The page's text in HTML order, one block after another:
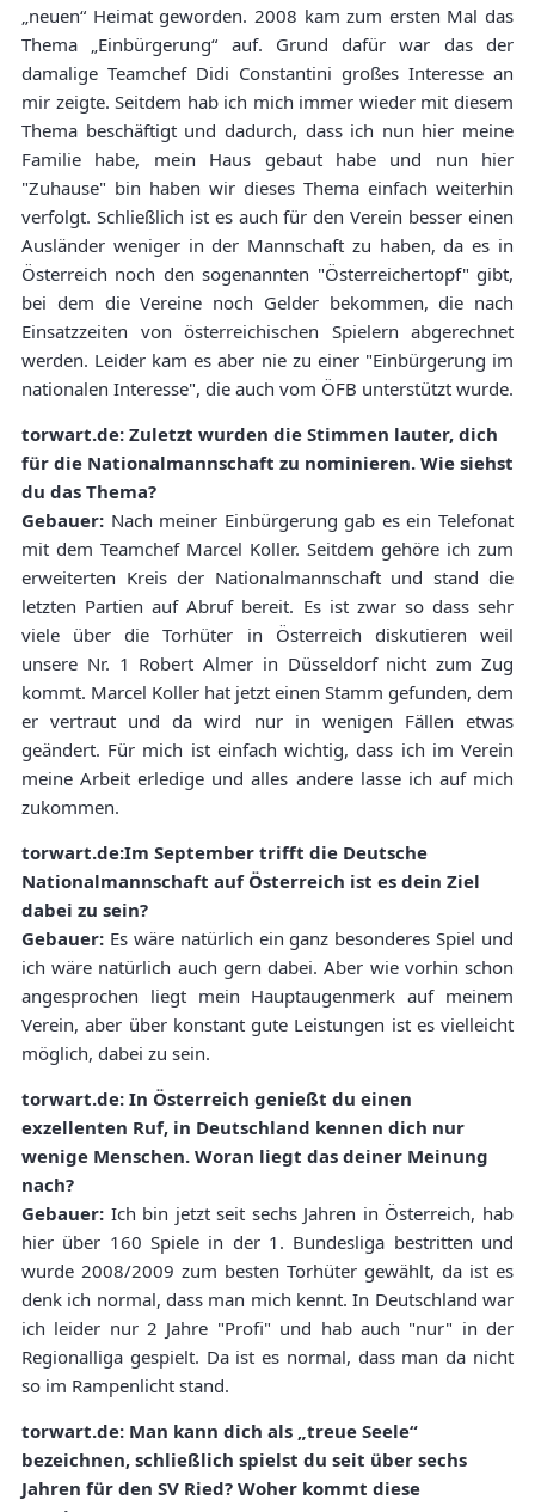
„neuen“ Heimat geworden. 2008 kam zum ersten Mal das
Thema „Einbürgerung“ auf. Grund dafür war das der
damalige Teamchef Didi Constantini großes Interesse an
mir zeigte. Seitdem hab ich mich immer wieder mit diesem
Thema beschäftigt und dadurch, dass ich nun hier meine
Familie habe, mein Haus gebaut habe und nun hier
"Zuhause" bin haben wir dieses Thema einfach weiterhin
verfolgt. Schließlich ist es auch für den Verein besser einen
Ausländer weniger in der Mannschaft zu haben, da es in
Österreich noch den sogenannten "Österreichertopf" gibt,
bei dem die Vereine noch Gelder bekommen, die nach
Einsatzzeiten von österreichischen Spielern abgerechnet
werden. Leider kam es aber nie zu einer "Einbürgerung im
nationalen Interesse", die auch vom ÖFB unterstützt wurde.
torwart.de: Zuletzt wurden die Stimmen lauter, dich
für die Nationalmannschaft zu nominieren. Wie siehst
du das Thema?
Gebauer: Nach meiner Einbürgerung gab es ein Telefonat
mit dem Teamchef Marcel Koller. Seitdem gehöre ich zum
erweiterten Kreis der Nationalmannschaft und stand die
letzten Partien auf Abruf bereit. Es ist zwar so dass sehr
viele über die Torhüter in Österreich diskutieren weil
unsere Nr. 1 Robert Almer in Düsseldorf nicht zum Zug
kommt. Marcel Koller hat jetzt einen Stamm gefunden, dem
er vertraut und da wird nur in wenigen Fällen etwas
geändert. Für mich ist einfach wichtig, dass ich im Verein
meine Arbeit erledige und alles andere lasse ich auf mich
zukommen.
torwart.de:Im September trifft die Deutsche
Nationalmannschaft auf Österreich ist es dein Ziel
dabei zu sein?
Gebauer: Es wäre natürlich ein ganz besonderes Spiel und
ich wäre natürlich auch gern dabei. Aber wie vorhin schon
angesprochen liegt mein Hauptaugenmerk auf meinem
Verein, aber über konstant gute Leistungen ist es vielleicht
möglich, dabei zu sein.
torwart.de: In Österreich genießt du einen
exzellenten Ruf, in Deutschland kennen dich nur
wenige Menschen. Woran liegt das deiner Meinung
nach?
Gebauer: Ich bin jetzt seit sechs Jahren in Österreich, hab
hier über 160 Spiele in der 1. Bundesliga bestritten und
wurde 2008/2009 zum besten Torhüter gewählt, da ist es
denk ich normal, dass man mich kennt. In Deutschland war
ich leider nur 2 Jahre "Profi" und hab auch "nur" in der
Regionalliga gespielt. Da ist es normal, dass man da nicht
so im Rampenlicht stand.
torwart.de: Man kann dich als „treue Seele“
bezeichnen, schließlich spielst du seit über sechs
Jahren für den SV Ried? Woher kommt diese